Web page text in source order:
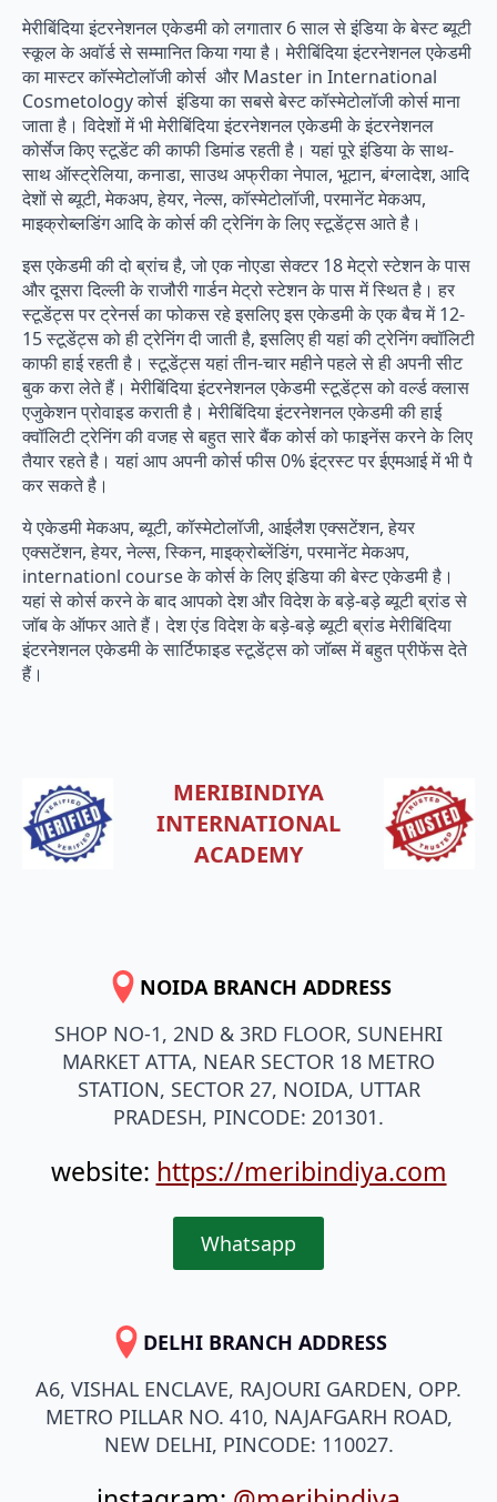
मेरीबिंदिया इंटरनेशनल एकेडमी को लगातार 6 साल से इंडिया के बेस्ट ब्यूटी
स्कूल के अवॉर्ड से सम्मानित किया गया है। मेरीबिंदिया इंटरनेशनल एकेडमी
का मास्टर कॉस्मेटोलॉजी कोर्स और Master in International
Cosmetology कोर्स इंडिया का सबसे बेस्ट कॉस्मेटोलॉजी कोर्स माना
जाता है। विदेशों में भी मेरीबिंदिया इंटरनेशनल एकेडमी के इंटरनेशनल
कोर्सेज किए स्टूडेंट की काफी डिमांड रहती है। यहां पूरे इंडिया के साथ-
साथ ऑस्ट्रेलिया, कनाडा, साउथ अफ्रीका नेपाल, भूटान, बंग्लादेश, आदि
देशों से ब्यूटी, मेकअप, हेयर, नेल्स, कॉस्मेटोलॉजी, परमानेंट मेकअप,
माइक्रोब्लडिंग आदि के कोर्स की ट्रेनिंग के लिए स्टूडेंट्स आते है।
इस एकेडमी की दो ब्रांच है, जो एक नोएडा सेक्टर 18 मेट्रो स्टेशन के पास
और दूसरा दिल्ली के राजौरी गार्डन मेट्रो स्टेशन के पास में स्थित है। हर
स्टूडेंट्स पर ट्रेनर्स का फोकस रहे इसलिए इस एकेडमी के एक बैच में 12-
15 स्टूडेंट्स को ही ट्रेनिंग दी जाती है, इसलिए ही यहां की ट्रेनिंग क्वॉलिटी
काफी हाई रहती है। स्टूडेंट्स यहां तीन-चार महीने पहले से ही अपनी सीट
बुक करा लेते हैं। मेरीबिंदिया इंटरनेशनल एकेडमी स्टूडेंट्स को वर्ल्ड क्लास
एजुकेशन प्रोवाइड कराती है। मेरीबिंदिया इंटरनेशनल एकेडमी की हाई
क्वॉलिटी ट्रेनिंग की वजह से बहुत सारे बैंक कोर्स को फाइनेंस करने के लिए
तैयार रहते है। यहां आप अपनी कोर्स फीस 0% इंट्रस्ट पर ईएमआई में भी पै
कर सकते है।
ये एकेडमी मेकअप, ब्यूटी, कॉस्मेटोलॉजी, आईलैश एक्सटेंशन, हेयर
एक्सटेंशन, हेयर, नेल्स, स्किन, माइक्रोब्लेंडिंग, परमानेंट मेकअप,
internationl course के कोर्स के लिए इंडिया की बेस्ट एकेडमी है।
यहां से कोर्स करने के बाद आपको देश और विदेश के बड़े-बड़े ब्यूटी ब्रांड से
जॉब के ऑफर आते हैं। देश एंड विदेश के बड़े-बड़े ब्यूटी ब्रांड मेरीबिंदिया
इंटरनेशनल एकेडमी के सार्टिफाइड स्टूडेंट्स को जॉब्स में बहुत प्रीफेंस देते
हैं।
MERIBINDIYA
INTERNATIONAL
ACADEMY
NOIDA BRANCH ADDRESS
SHOP NO-1, 2ND & 3RD FLOOR, SUNEHRI
MARKET ATTA, NEAR SECTOR 18 METRO
STATION, SECTOR 27, NOIDA, UTTAR
PRADESH, PINCODE: 201301.
website: https://meribindiya.com
Whatsapp
DELHI BRANCH ADDRESS
A6, VISHAL ENCLAVE, RAJOURI GARDEN, OPP.
METRO PILLAR NO. 410, NAJAFGARH ROAD,
NEW DELHI, PINCODE: 110027.